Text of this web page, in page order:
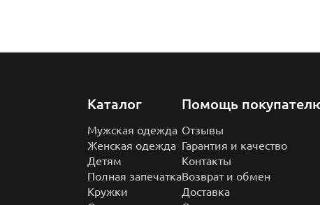
Каталог
Мужская одежда
Женская одежда
Детям
Полная запечатка
Кружки
Помощь
Отзывы
Гарантия и качество
Контакты
Возврат и обмен
Доставка